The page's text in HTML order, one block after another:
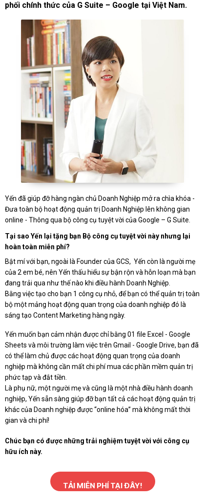
Tại sao Yến lại tặng bạn Bộ công cụ tuyệt vời này nhưng lại
hoàn toàn miễn phí?
phối chính thức của G Suite – Google tại Việt Nam.
Yến đã giúp đỡ hàng ngàn chủ Doanh Nghiệp mở ra chìa khóa -
Đưa toàn bộ hoạt động quản trị Doanh Nghiệp lên không gian
online - Thông qua bộ công cụ tuyệt vời của Google – G Suite.
TẢI MIỄN PHÍ TẠI ĐÂY!
Bật mí với bạn, ngoài là Founder của GCS, Yến còn là người mẹ
của 2 em bé, nên Yến thấu hiểu sự bận rộn và hỗn loạn mà bạn
đang trải qua như thế nào khi điều hành Doanh Nghiệp.
Bằng việc tạo cho bạn 1 công cụ nhỏ, để bạn có thể quản trị toàn
bộ một mảng hoạt động quan trọng của doanh nghiệp đó là
sáng tạo Content Marketing hàng ngày.
Yến muốn bạn cảm nhận được chỉ bằng 01 file Excel - Google
Sheets và môi trường làm việc trên Gmail - Google Drive, bạn đã
có thể làm chủ được các hoạt động quan trọng của doanh
nghiệp mà không cần mất chi phí mua các phần mềm quản trị
phức tạp và đắt tiền.
Là phụ nữ, một người mẹ và cũng là một nhà điều hành doanh
nghiệp, Yến sẵn sàng giúp đỡ bạn tất cả các hoạt động quản trị
khác của Doanh nghiệp được “online hóa” mà không mất thời
gian và chi phí!
Chúc bạn có được những trải nghiệm tuyệt vời với công cụ
hữu ích này.